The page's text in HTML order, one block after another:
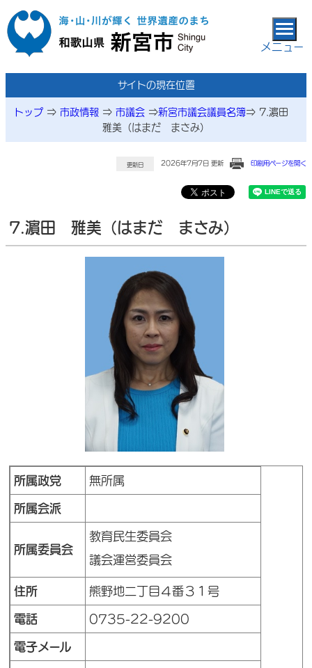
本文へ移動
メニュー
サイトの現在位置
トップ ⇒ 市政情報 ⇒ 市議会 ⇒新宮市議会議員名簿⇒ 7.濵田
雅美（はまだ まさみ）
更新日 2026年7月7日 更新 印刷用ページを開く
7.濵田 雅美（はまだ まさみ）
所属政党 無所属
所属会派
所属委員会
教育民生委員会
議会運営委員会
住所 熊野地二丁目４番３１号
電話 0735-22-9200
電子メール